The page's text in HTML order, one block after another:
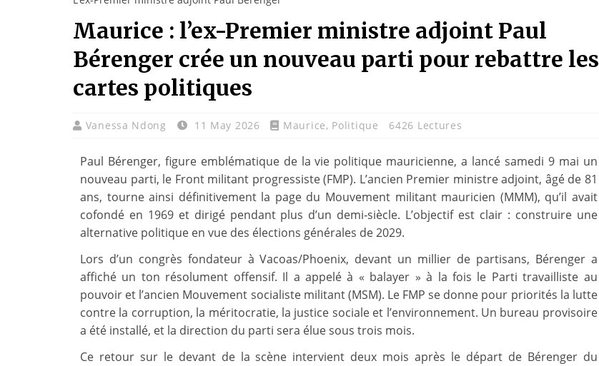
Maurice : l’ex-Premier ministre adjoint Paul
Bérenger crée un nouveau parti pour rebattre les
cartes politiques
Vanessa Ndong 11 May 2026 Maurice, Politique 6426 Lectures
Paul Bérenger, figure emblématique de la vie politique mauricienne, a lancé samedi 9 mai un
nouveau parti, le Front militant progressiste (FMP). L’ancien Premier ministre adjoint, âgé de 81
ans, tourne ainsi définitivement la page du Mouvement militant mauricien (MMM), qu’il avait
cofondé en 1969 et dirigé pendant plus d’un demi‑siècle. L’objectif est clair : construire une
alternative politique en vue des élections générales de 2029.
Lors d’un congrès fondateur à Vacoas/Phoenix, devant un millier de partisans, Bérenger a
affiché un ton résolument offensif. Il a appelé à « balayer » à la fois le Parti travailliste au
pouvoir et l’ancien Mouvement socialiste militant (MSM). Le FMP se donne pour priorités la lutte
contre la corruption, la méritocratie, la justice sociale et l’environnement. Un bureau provisoire
a été installé, et la direction du parti sera élue sous trois mois.
Ce retour sur le devant de la scène intervient deux mois après le départ de Bérenger du